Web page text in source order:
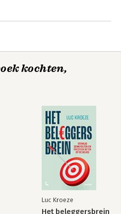
kochten,
Luc Kroeze
Het beleggersbrein